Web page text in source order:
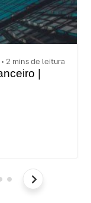
2 mins de leitura
|